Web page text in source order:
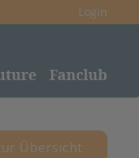
Login
Fanclub
Übersicht